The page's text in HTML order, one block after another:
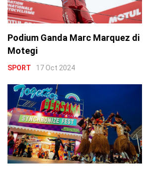
Podium Ganda Marc Marquez di
Motegi
SPORT 17 Oct 2024